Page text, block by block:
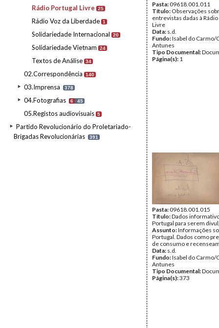
Rádio Portugal Livre 25
Rádio Voz da Liberdade 1
Solidariedade Internacional 20
Solidariedade Vietnam 24
Textos de Análise 34
02.Correspondência 140
03.Imprensa 378
04.Fotografias 6 45
05.Registos audiovisuais 5
Partido Revolucionário do Proletariado-
Brigadas Revolucionárias
391
Pasta:09618.001.011
Título: Observações
entrevistas dadas à
Livre
Data: s.d.
Fundo:Isabel do Carmo/
Antunes
Tipo Documental:
Página(s): 1
Pasta:09618.001.015
Título:Dados
Portugal para serem
Assunto:Informações
Portugal. Dados como
de consumo e
Data: s.d.
Fundo:Isabel do Carmo/
Antunes
Tipo Documental:
Página(s):373